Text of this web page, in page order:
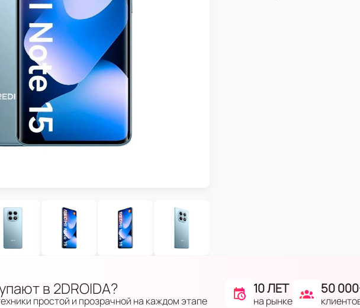
в 2DROIDA?
простой и прозрачной на каждом этапе
10 ЛЕТ
на рынке
50